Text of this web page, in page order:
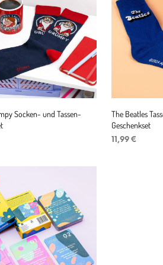
Socken- und Tassen-
The Beatles
Geschenkset
11,99€